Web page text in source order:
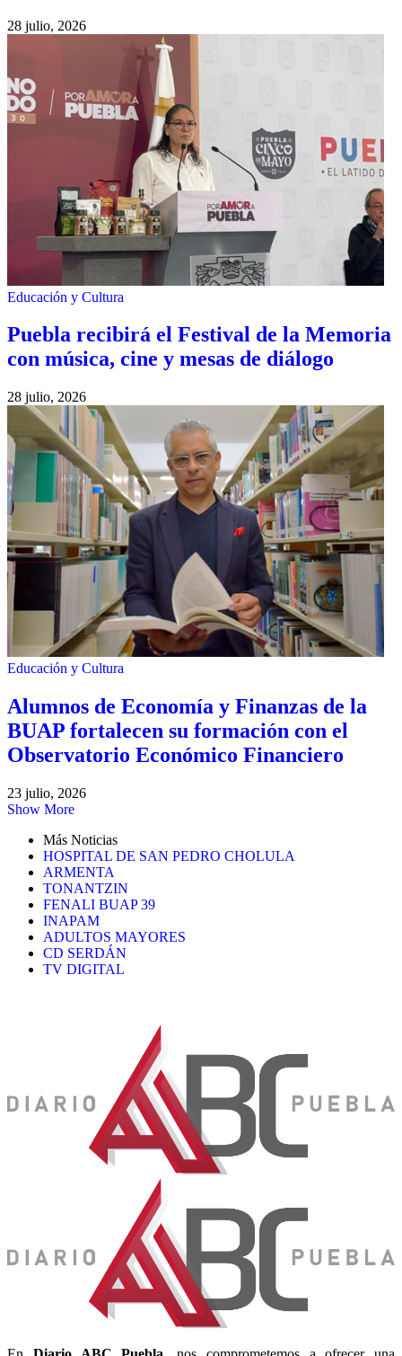
28 julio, 2026
Educación y Cultura
Puebla recibirá el Festival de la Memoria
con música, cine y mesas de diálogo
28 julio, 2026
Educación y Cultura
Alumnos de Economía y Finanzas de la
BUAP fortalecen su formación con el
Observatorio Económico Financiero
23 julio, 2026
Show More
Más Noticias
HOSPITAL DE SAN PEDRO CHOLULA
ARMENTA
TONANTZIN
FENALI BUAP 39
INAPAM
ADULTOS MAYORES
CD SERDÁN
TV DIGITAL